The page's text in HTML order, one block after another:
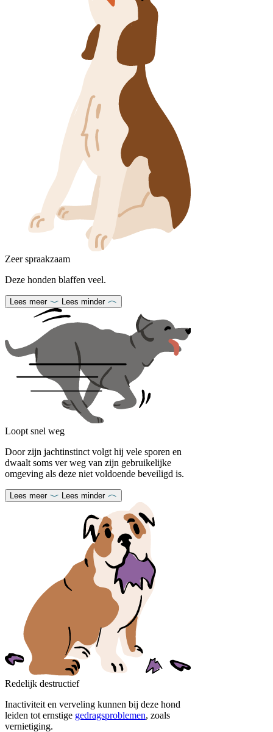
Zeer spraakzaam
Deze honden blaffen veel.
Lees meer Lees minder
Loopt snel weg
Door zijn jachtinstinct volgt hij vele sporen en
dwaalt soms ver weg van zijn gebruikelijke
omgeving als deze niet voldoende beveiligd is.
Lees meer Lees minder
Redelijk destructief
Inactiviteit en verveling kunnen bij deze hond
leiden tot ernstige gedragsproblemen, zoals
vernietiging.